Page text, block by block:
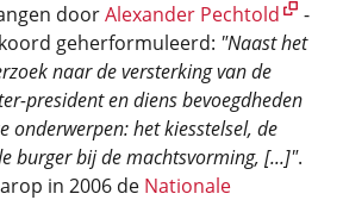
doorAlexander Pechtold
-
geherformuleerd: "Naast het
naar de versterking van de
president en diens bevoegdheden
onderwerpen: het kiesstelsel, de
burger bij de machtsvorming, [...]".
in 2006 de Nationale